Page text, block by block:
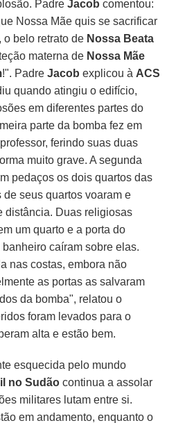
PadreJacob comentou:
Nossa Mãe quis se sacrificar
o belo retrato de Nossa Beata
materna de Nossa Mãe
!". PadreJacob explicou à ACS
quando atingiu o edifício,
em diferentes partes do
parte da bomba fez em
ferindo suas duas
muito grave. A segunda
pedaços os dois quartos das
seus quartos voaram e
distância. Duas religiosas
um quarto e a porta do
caíram sobre elas.
nas costas, embora não
as portas as salvaram
da bomba", relatou o
foram levados para o
alta e estão bem.
esquecida pelo mundo
no Sudão continua a assolar
militares lutam entre si.
em andamento, enquanto o